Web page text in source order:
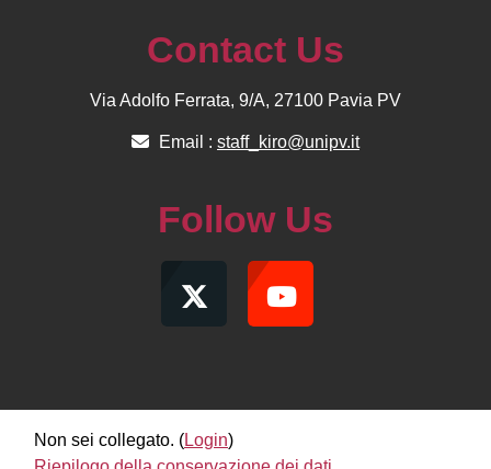
Contact Us
Via Adolfo Ferrata, 9/A, 27100 Pavia PV
Email : staff_kiro@unipv.it
Follow Us
Non sei collegato. (Login)